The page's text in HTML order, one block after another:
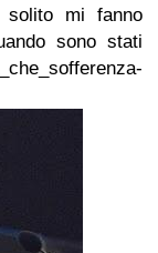
mi fanno
sono stati